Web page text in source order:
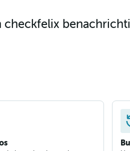
checkfelix